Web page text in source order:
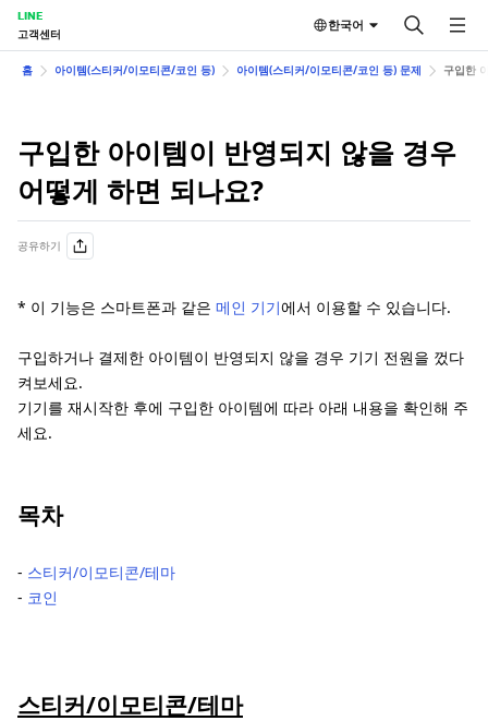
LINE
고객센터
한국어
홈 아이템(스티커/이모티콘/코인 등) 아이템(스티커/이모티콘/코인 등) 문제 구입한
구입한 아이템이 반영되지 않을 경우
어떻게 하면 되나요?
공유하기
* 이 기능은 스마트폰과 같은 메인 기기에서 이용할 수 있습니다.
구입하거나 결제한 아이템이 반영되지 않을 경우 기기 전원을 껐다
켜보세요.
기기를 재시작한 후에 구입한 아이템에 따라 아래 내용을 확인해 주
세요.
목차
‐ 스티커/이모티콘/테마
‐ 코인
스티커/이모티콘/테마